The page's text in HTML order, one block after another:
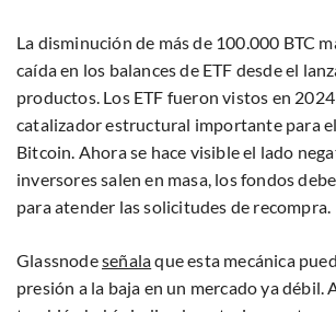
La disminución de más de 100.000 BTC
caída en los balances de ETF desde el
productos. Los ETF fueron vistos en
catalizador estructural importante para
Bitcoin. Ahora se hace visible el lado
inversores salen en masa, los fondos
para atender las solicitudes de recompra.
Glassnodeseñalaque esta mecánica
presión a la baja en un mercado ya débil.